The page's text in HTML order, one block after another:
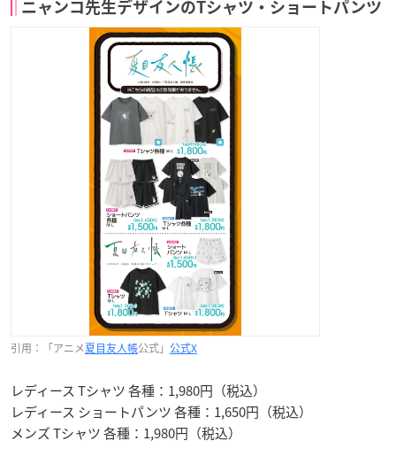
ニャンコ先生デザインのTシャツ・ショートパンツ
引用：「アニメ夏目友人帳公式」 公式X
レディース Tシャツ 各種：1,980円（税込）
レディース ショートパンツ 各種：1,650円（税込）
メンズ Tシャツ 各種：1,980円（税込）